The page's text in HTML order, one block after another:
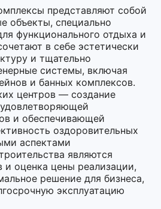
представляют собой
объекты, специально
функционального отдыха и
в себе эстетически
и тщательно
системы, включая
и банных комплексов.
центров — создание
и обеспечивающей
оздоровительных
аспектами
являются
и оценка цены реализации,
решение для бизнеса,
эксплуатацию